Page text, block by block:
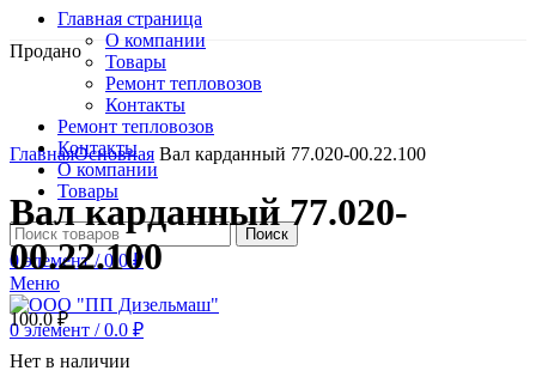
Главная страница
О компании
Товары
Ремонт тепловозов
Контакты
Ремонт тепловозов
Контакты
О компании
Товары
Поиск
0элемент / 0.0₽
Меню
0элемент / 0.0 ₽
Продано
Нажмите, чтобы увеличить
ГлавнаяОсновная Вал карданный 77.020-00.22.100
Вал карданный 77.020-
00.22.100
100.0₽
Нет в наличии